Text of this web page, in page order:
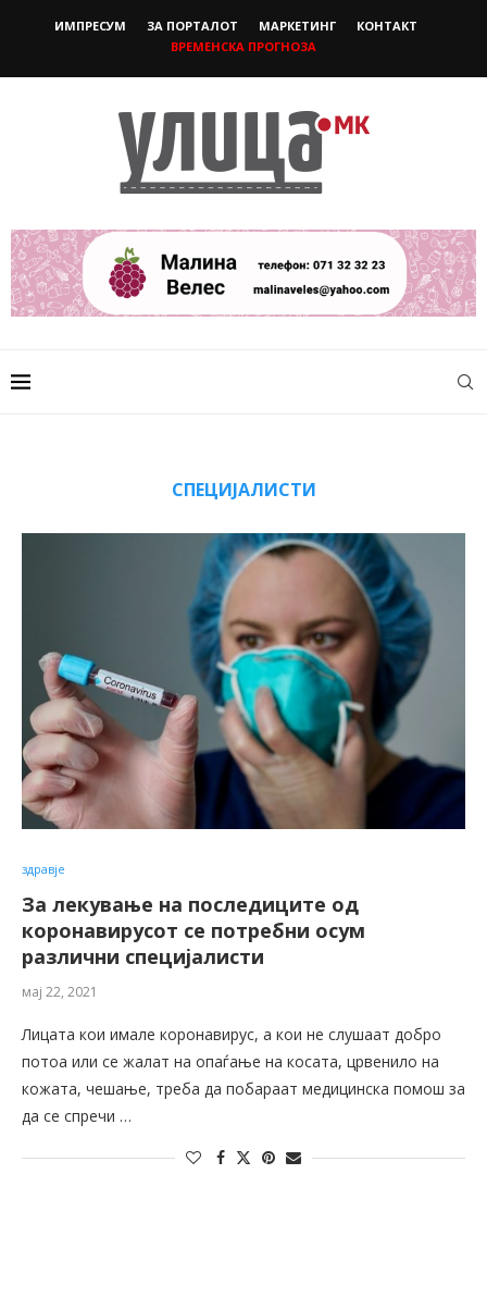
ИМПРЕСУМ ЗА ПОРТАЛОТ МАРКЕТИНГ
КОНТАКТ
ВРЕМЕНСКА ПРОГНОЗА
СПЕЦИЈАЛИСТИ
здравје
За лекување на последиците од
коронавирусот се потребни осум
различни специјалисти
мај 22, 2021
Лицата кои имале коронавирус, а кои не слушаат добро
потоа или се жалат на опаѓање на косата, црвенило на
кожата, чешање, треба да побараат медицинска помош за
да се спречи …